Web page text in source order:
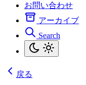
お問い合わせ
アーカイブ
Search
戻る